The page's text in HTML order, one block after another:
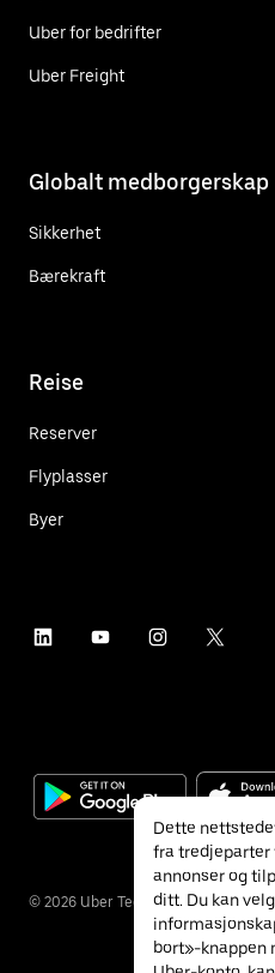
Uber for bedrifter
Uber Freight
Globalt medborgerskap
Sikkerhet
Bærekraft
Reise
Reserver
Flyplasser
Byer
© 2026 Uber Technologies Inc.
Dette
fra tredjeparter
annonser og
ditt. Du kan
bort»-knappen